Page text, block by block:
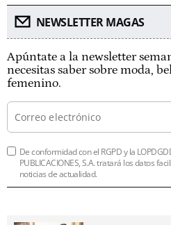
NEWSLETTER MAGAS
Apúntate a la newsletter
necesitas saber sobre moda,
femenino.
De conformidad con el RGPD y la
PUBLICACIONES, S.A. tratará los datos
noticias de actualidad.